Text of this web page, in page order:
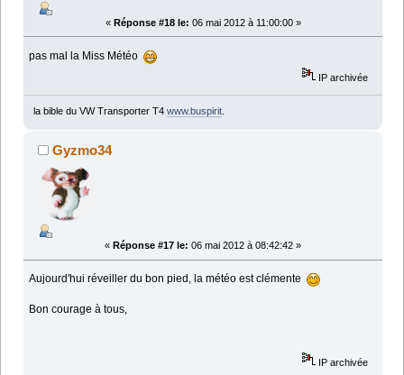
« Réponse #18 le: 06 mai 2012 à 11:00:00 »
pas mal la Miss Météo
IP archivée
la bible du VW Transporter T4 www.buspirit.
Gyzmo34
« Réponse #17 le: 06 mai 2012 à 08:42:42 »
Aujourd'hui réveiller du bon pied, la météo est clémente
Bon courage à tous,
IP archivée